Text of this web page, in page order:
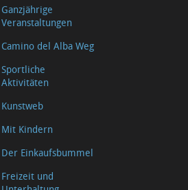
Ganzjährige
Veranstaltungen
Camino del Alba Weg
Sportliche
Aktivitäten
Kunstweb
Mit Kindern
Der Einkaufsbummel
Freizeit und